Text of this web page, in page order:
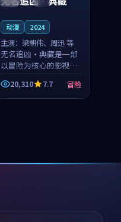
动漫 2024
主演： 梁朝伟、周迅 等
无名追凶·典藏是一部
以冒险为核心的影视作
品，围绕危机、反转与
人物成长展开，整体节
奏紧凑，值得推荐观
20,310 7.7 冒险